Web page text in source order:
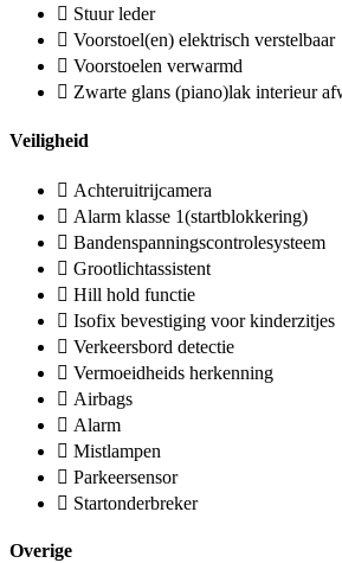
Stuur leder
Voorstoel(en) elektrisch verstelbaar
Voorstoelen verwarmd
Zwarte glans (piano)lak interieur
Veiligheid
Achteruitrijcamera
Alarm klasse 1(startblokkering)
Bandenspanningscontrolesysteem
Grootlichtassistent
Hill hold functie
Isofix bevestiging voor kinderzitjes
Verkeersbord detectie
Vermoeidheids herkenning
Airbags
Alarm
Mistlampen
Parkeersensor
Startonderbreker
Overige